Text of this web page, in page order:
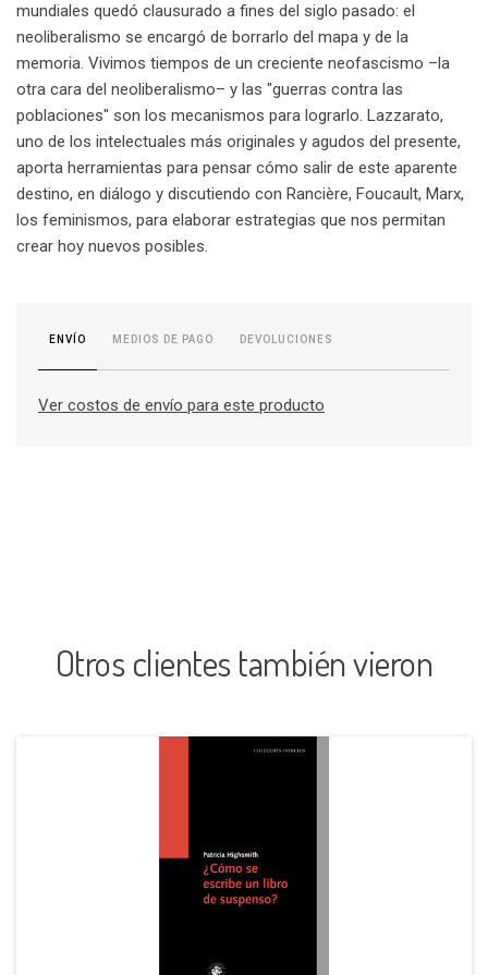
mundiales quedó clausurado a fines del siglo pasado: el
neoliberalismo se encargó de borrarlo del mapa y de la
memoria. Vivimos tiempos de un creciente neofascismo –la
otra cara del neoliberalismo– y las "guerras contra las
poblaciones" son los mecanismos para lograrlo. Lazzarato,
uno de los intelectuales más originales y agudos del presente,
aporta herramientas para pensar cómo salir de este aparente
destino, en diálogo y discutiendo con Rancière, Foucault, Marx,
los feminismos, para elaborar estrategias que nos permitan
crear hoy nuevos posibles.
ENVÍO MEDIOS DE PAGO DEVOLUCIONES
Ver costos de envío para este producto
Otros clientes también vieron